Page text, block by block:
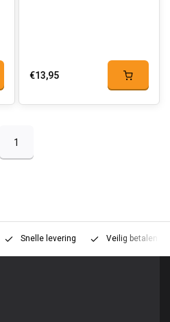
€13,95
1
Snelle levering Veilig betalen